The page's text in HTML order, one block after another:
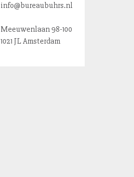
info@bureaubuhrs.nl
Meeuwenlaan 98-100
1021 JL Amsterdam